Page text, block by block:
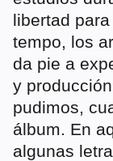
libertad
tempo, los
da pie a
y
pudimos,
álbum. En
algunas